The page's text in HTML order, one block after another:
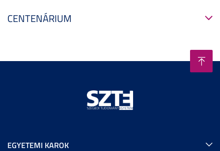
CENTENÁRIUM
EGYETEMI KAROK